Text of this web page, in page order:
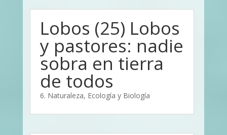
Lobos (25) Lobos
y pastores: nadie
sobra en tierra
de todos
6. Naturaleza, Ecología y Biología